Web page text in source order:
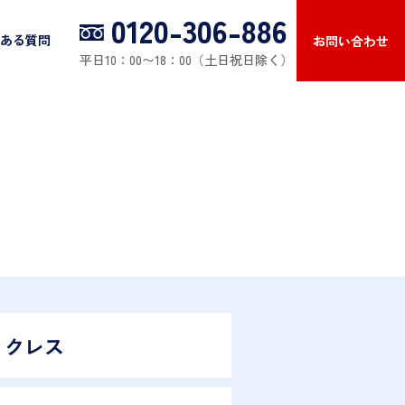
る質問 0120-306-886
平日10：00〜18：00（土日祝日除く）
お問い合わせ
レス